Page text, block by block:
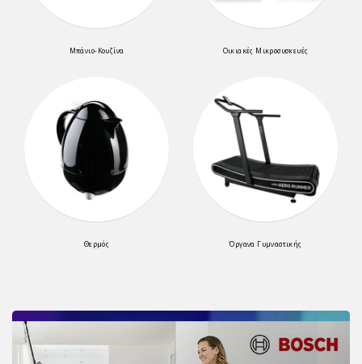
Μπάνιο-Κουζίνα Οικιακές Μικροσυσκευές
Θερμός Όργανα Γυμναστικής